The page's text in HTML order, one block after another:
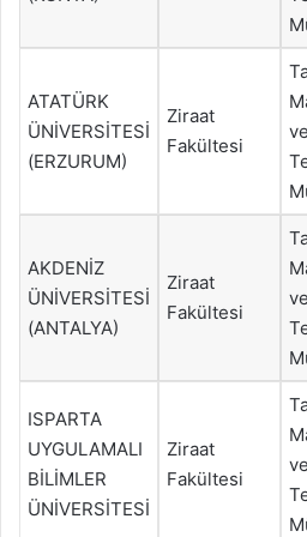
ATATÜRK
ÜNİVERSİTESİ
(ERZURUM)
Ziraat
Fakültesi
ve
AKDENİZ
ÜNİVERSİTESİ
(ANTALYA)
Ziraat
Fakültesi
ve
ISPARTA
UYGULAMALI
BİLİMLER
ÜNİVERSİTESİ
Ziraat
Fakültesi
ve